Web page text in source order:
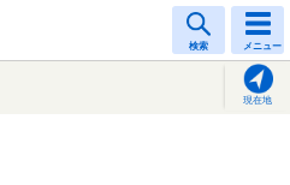
検索 メニュー
現在地